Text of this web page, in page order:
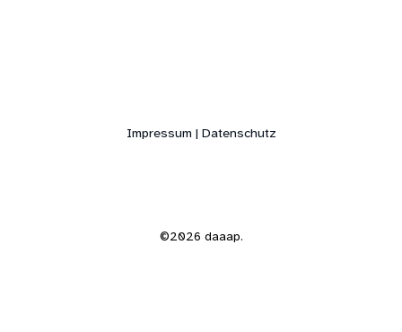
Impressum | Datenschutz
©2026 daaap.